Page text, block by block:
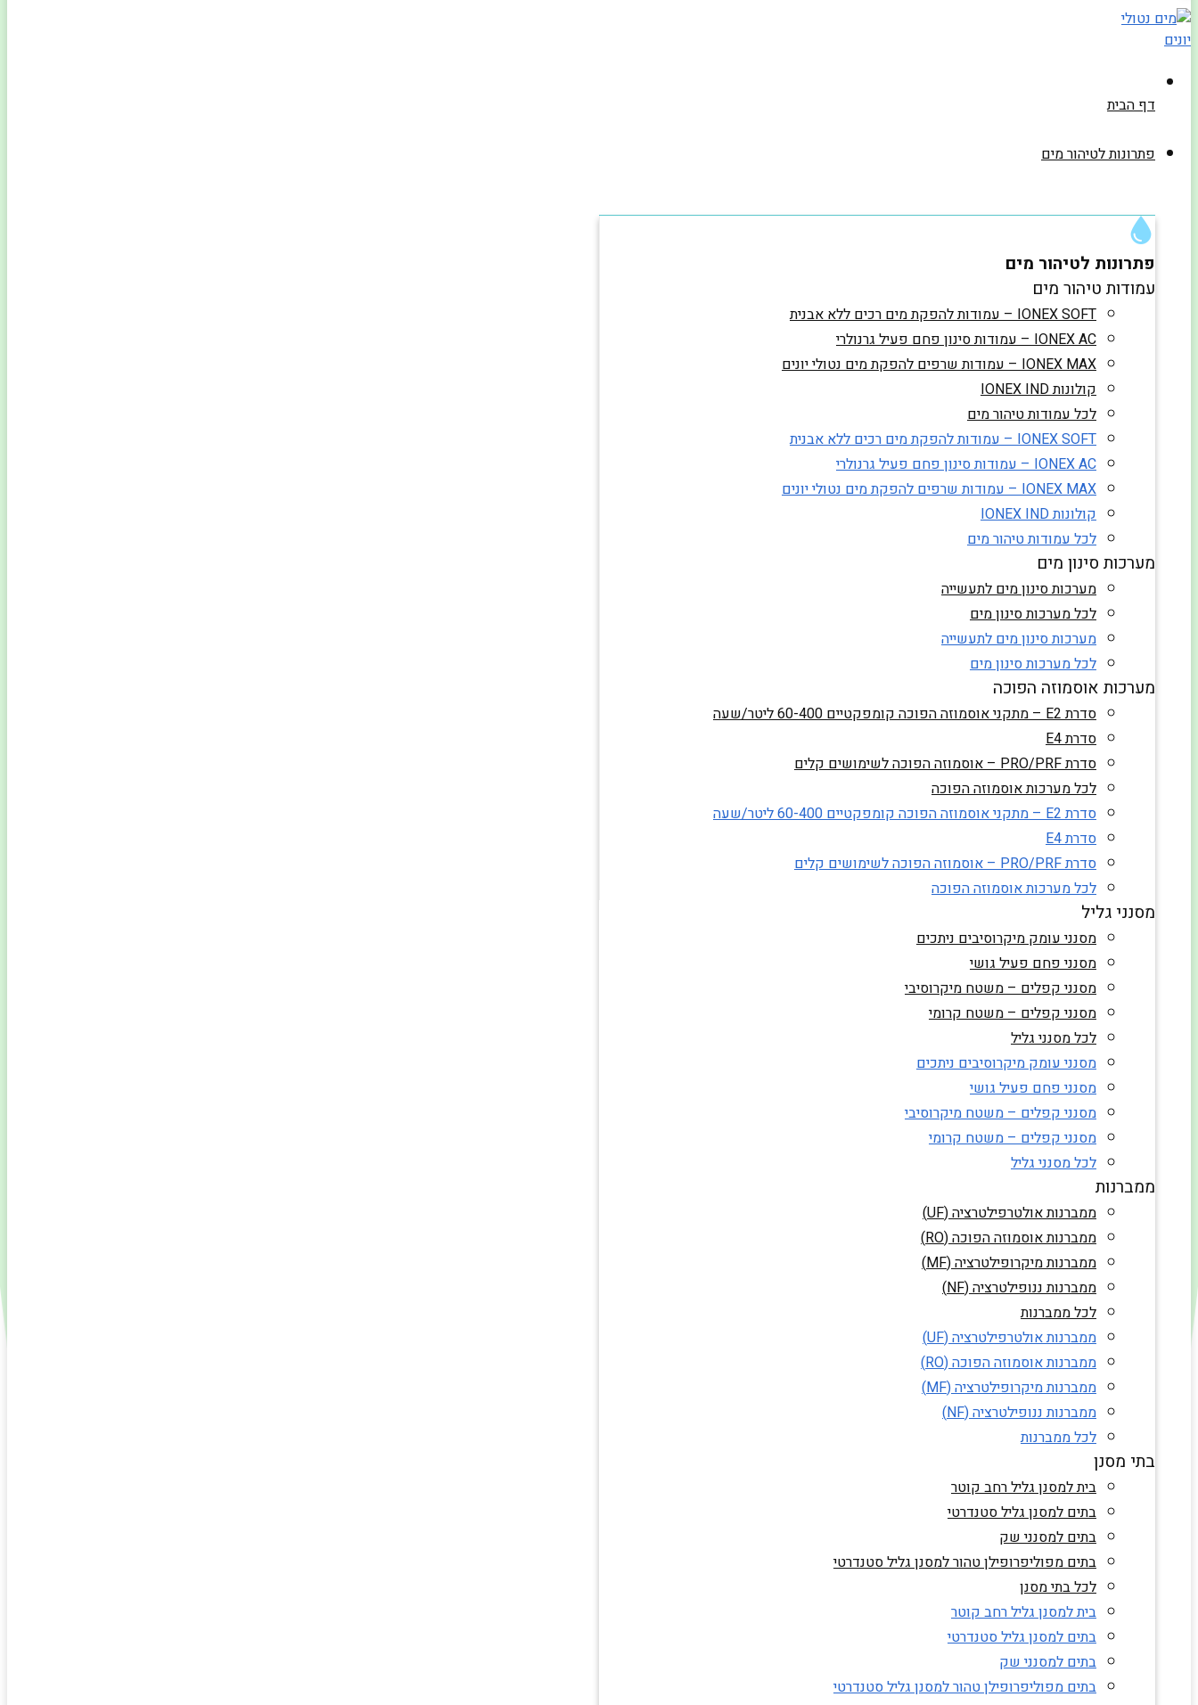
דף הבית
פתרונות לטיהור מים
פתרונות לטיהור מים
עמודות טיהור מים
IONEX SOFT – עמודות להפקת מים רכים ללא אבנית
IONEX AC – עמודות סינון פחם פעיל גרנולרי
IONEX MAX – עמודות שרפים להפקת מים נטולי יונים
קולונות IONEX IND
לכל עמודות טיהור מים
IONEX SOFT – עמודות להפקת מים רכים ללא אבנית
IONEX AC – עמודות סינון פחם פעיל גרנולרי
IONEX MAX – עמודות שרפים להפקת מים נטולי יונים
קולונות IONEX IND
לכל עמודות טיהור מים
מערכות סינון מים
מערכות סינון מים לתעשייה
לכל מערכות סינון מים
מערכות סינון מים לתעשייה
לכל מערכות סינון מים
מערכות אוסמוזה הפוכה
סדרת E2 – מתקני אוסמוזה הפוכה קומפקטיים 60-400 ליטר/שעה
סדרת E4
סדרת PRO/PRF – אוסמוזה הפוכה לשימושים קלים
לכל מערכות אוסמוזה הפוכה
סדרת E2 – מתקני אוסמוזה הפוכה קומפקטיים 60-400 ליטר/שעה
סדרת E4
סדרת PRO/PRF – אוסמוזה הפוכה לשימושים קלים
לכל מערכות אוסמוזה הפוכה
מסנני גליל
מסנני עומק מיקרוסיבים ניתכים
מסנני פחם פעיל גושי
מסנני קפלים – משטח מיקרוסיבי
מסנני קפלים – משטח קרומי
לכל מסנני גליל
מסנני עומק מיקרוסיבים ניתכים
מסנני פחם פעיל גושי
מסנני קפלים – משטח מיקרוסיבי
מסנני קפלים – משטח קרומי
לכל מסנני גליל
ממברנות
ממברנות אולטרפילטרציה (UF)
ממברנות אוסמוזה הפוכה (RO)
ממברנות מיקרופילטרציה (MF)
ממברנות ננופילטרציה (NF)
לכל ממברנות
ממברנות אולטרפילטרציה (UF)
ממברנות אוסמוזה הפוכה (RO)
ממברנות מיקרופילטרציה (MF)
ממברנות ננופילטרציה (NF)
לכל ממברנות
בתי מסנן
בית למסנן גליל רחב קוטר
בתים למסנן גליל סטנדרטי
בתים למסנני שק
בתים מפוליפרופילן טהור למסנן גליל סטנדרטי
לכל בתי מסנן
בית למסנן גליל רחב קוטר
בתים למסנן גליל סטנדרטי
בתים למסנני שק
בתים מפוליפרופילן טהור למסנן גליל סטנדרטי